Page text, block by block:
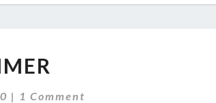
| Comments
1 Comment